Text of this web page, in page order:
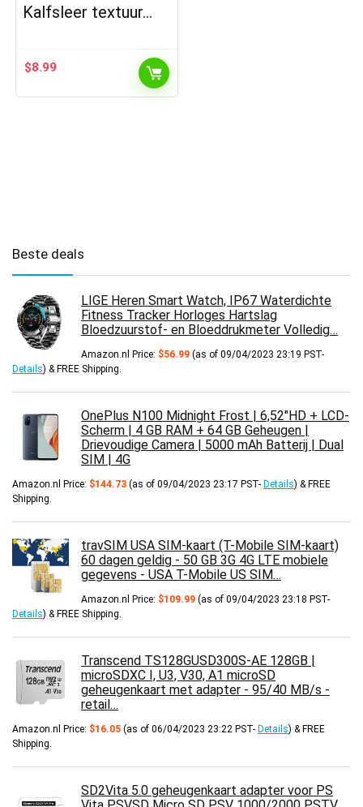
Kalfsleer textuur…
$8.99
Beste deals
LIGE Heren Smart Watch, IP67 Waterdichte
Fitness Tracker Horloges Hartslag
Bloedzuurstof- en Bloeddrukmeter Volledig…
Amazon.nl Price: $56.99 (as of 09/04/2023 23:19 PST-
Details) & FREE Shipping.
OnePlus N100 Midnight Frost | 6,52"HD + LCD-
Scherm | 4 GB RAM + 64 GB Geheugen |
Drievoudige Camera | 5000 mAh Batterij | Dual
SIM | 4G
Amazon.nl Price: $144.73 (as of 09/04/2023 23:17 PST- Details) & FREE
Shipping.
travSIM USA SIM-kaart (T-Mobile SIM-kaart)
60 dagen geldig - 50 GB 3G 4G LTE mobiele
gegevens - USA T-Mobile US SIM…
Amazon.nl Price: $109.99 (as of 09/04/2023 23:18 PST-
Details) & FREE Shipping.
Transcend TS128GUSD300S-AE 128GB |
microSDXC I, U3, V30, A1 microSD
geheugenkaart met adapter - 95/40 MB/s -
retail…
Amazon.nl Price: $16.05 (as of 06/04/2023 23:22 PST- Details) & FREE
Shipping.
SD2Vita 5.0 geheugenkaart adapter voor PS